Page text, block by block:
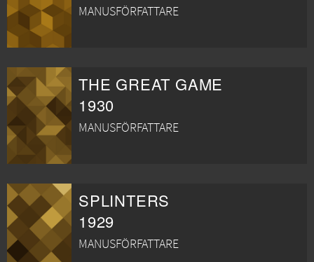
MANUSFÖRFATTARE
THE GREAT GAME
1930
MANUSFÖRFATTARE
SPLINTERS
1929
MANUSFÖRFATTARE